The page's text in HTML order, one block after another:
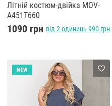
Літній костюм-двійка MOV-
A451T660
1090 грн від 2 одиниць 990 грн
NEW